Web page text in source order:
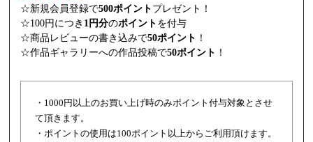
☆新規会員登録で500ポイント プレゼント！
☆100円につき 1円分のポイント を付与
☆商品レビューの書き込みで50ポイント ！
☆作品ギャラリーへの作品投稿で50ポイント ！
・1000円以上のお買い上げ時のみポイント付与対象とさせ
て頂きます。
・ポイントの使用は100ポイント以上からご利用頂けます。